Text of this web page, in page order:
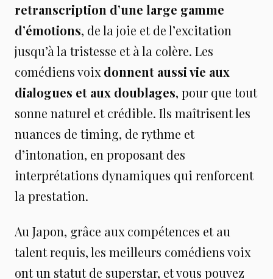
retranscription d’une large gamme
d’émotions, de la joie et de l’excitation
jusqu’à la tristesse et à la colère. Les
comédiens voix donnent aussi vie aux
dialogues et aux doublages, pour que tout
sonne naturel et crédible. Ils maîtrisent les
nuances de timing, de rythme et
d’intonation, en proposant des
interprétations dynamiques qui renforcent
la prestation.
Au Japon, grâce aux compétences et au
talent requis, les meilleurs comédiens voix
ont un statut de superstar, et vous pouvez